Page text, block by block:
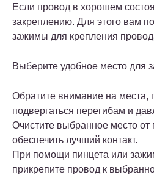
Если провод в хорошем
закреплению. Для этого вам
зажимы для крепления
Выберите удобное место для
Обратите внимание на места,
подвергаться перегибам и
Очистите выбранное место от
обеспечить лучший контакт.
При помощи пинцета или
прикрепите провод к